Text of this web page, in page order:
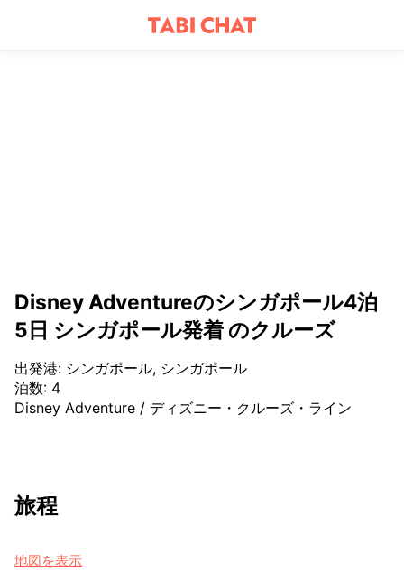
Disney Adventureのシンガポール4泊
5日 シンガポール発着 のクルーズ
出発港: シンガポール, シンガポール
泊数: 4
Disney Adventure / ディズニー・クルーズ・ライン
旅程
地図を表示